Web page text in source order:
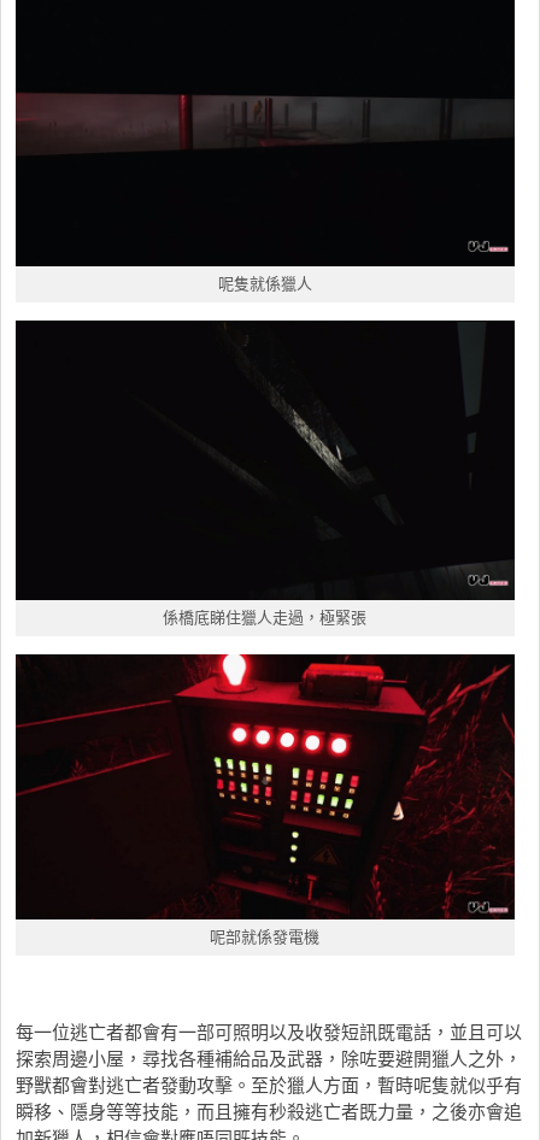
呢隻就係獵人
係橋底睇住獵人走過，極緊張
呢部就係發電機
每一位逃亡者都會有一部可照明以及收發短訊既電話，並且可以
探索周邊小屋，尋找各種補給品及武器，除咗要避開獵人之外，
野獸都會對逃亡者發動攻擊。至於獵人方面，暫時呢隻就似乎有
瞬移、隱身等等技能，而且擁有秒殺逃亡者既力量，之後亦會追